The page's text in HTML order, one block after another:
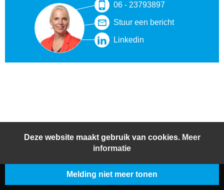
Deze website maakt gebruik van cookies. Meer
informatie
Melding niet meer tonen
06 - 23793897
Stuur een bericht
Linkedin
© 2026 BeljonWesterterp